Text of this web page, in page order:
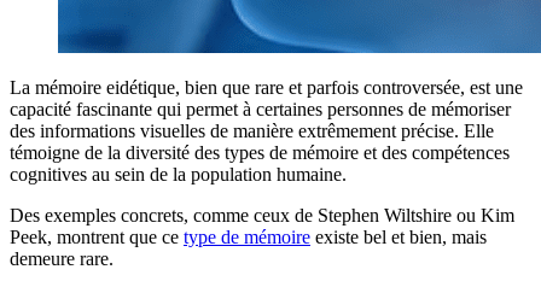
La mémoire eidétique, bien que rare et parfois controversée, est une
capacité fascinante qui permet à certaines personnes de mémoriser
des informations visuelles de manière extrêmement précise. Elle
témoigne de la diversité des types de mémoire et des compétences
cognitives au sein de la population humaine.
Des exemples concrets, comme ceux de Stephen Wiltshire ou Kim
Peek, montrent que ce type de mémoire existe bel et bien, mais
demeure rare.